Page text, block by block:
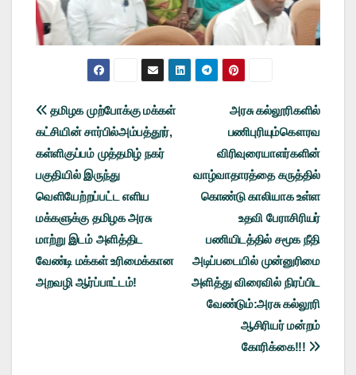
Post
navigation
அரசு கல்லூரிகளில்
பணிபுரியும்கௌரவ
விரிவுரையாளர்களின்
வாழ்வாதாரத்தை கருத்தில்
கொண்டு காலியாக உள்ள
உதவி பேராசிரியர்
பணியிடத்தில் சமூக நீதி
அடிப்படையில் முன்னுரிமை
அளித்து விரைவில் நிரப்பிட
வேண்டும்:அரசு கல்லூரி
ஆசிரியர் மன்றம்
கோரிக்கை!!!
தமிழக முற்போக்கு மக்கள்
கட்சியின் சார்பில்அம்பத்தூர்,
கள்ளிகுப்பம் முத்தமிழ் நகர்
பகுதியில் இருந்து
வெளியேற்றப்பட்ட எளிய
மக்களுக்கு தமிழக அரசு
மாற்று இடம் அளித்திட
வேண்டி மக்கள் உரிமைக்கான
அறவழி ஆர்ப்பாட்டம்!